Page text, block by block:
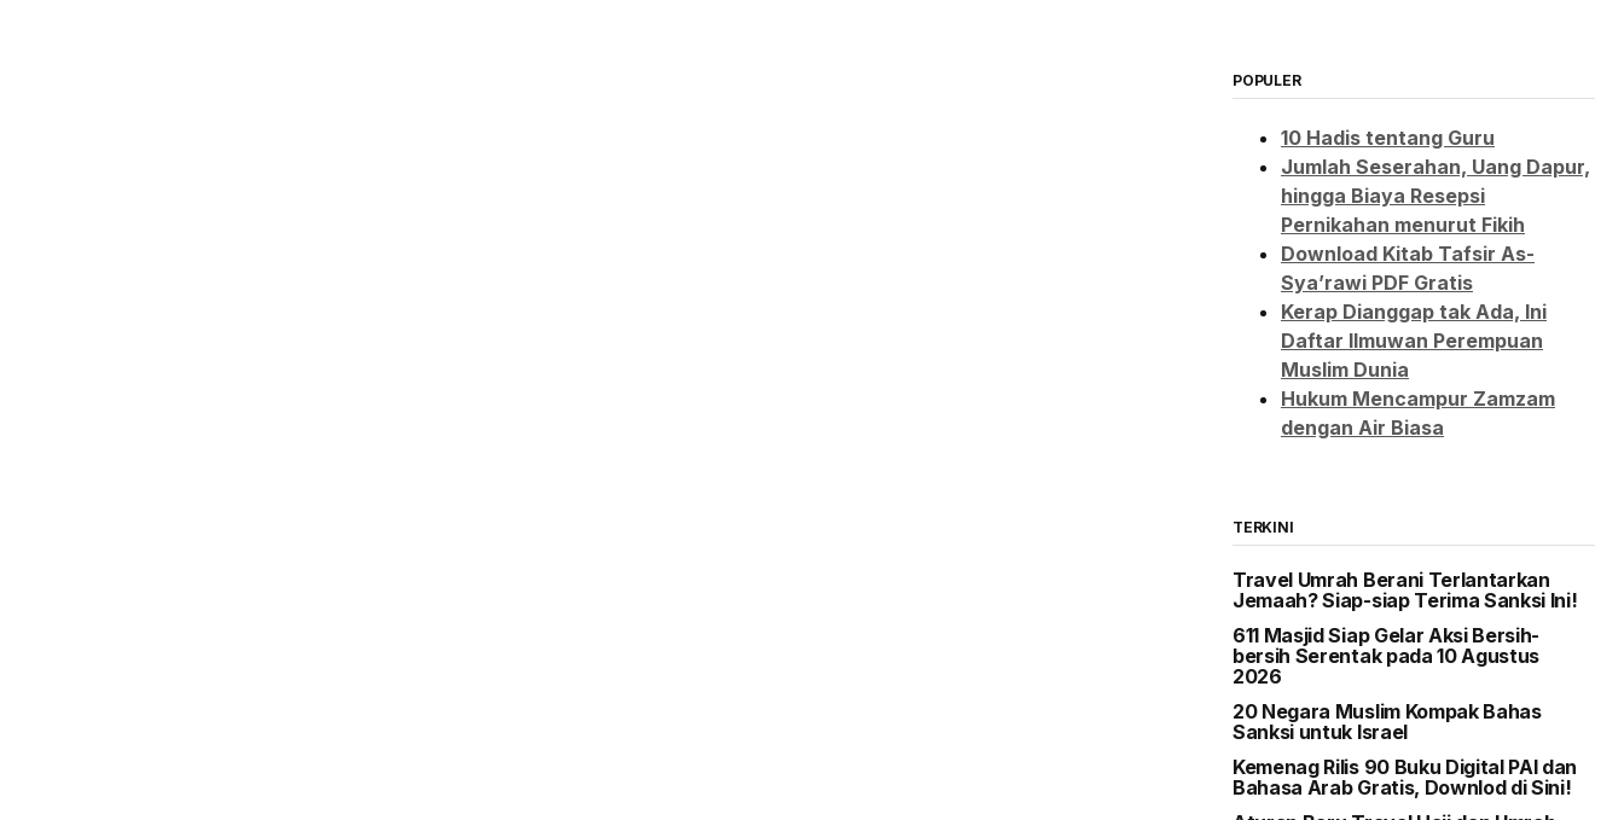
POPULER
10 Hadis tentang Guru
Jumlah Seserahan, Uang Dapur,
hingga Biaya Resepsi
Pernikahan menurut Fikih
Download Kitab Tafsir As-
Sya’rawi PDF Gratis
Kerap Dianggap tak Ada, Ini
Daftar Ilmuwan Perempuan
Muslim Dunia
Hukum Mencampur Zamzam
dengan Air Biasa
TERKINI
Travel Umrah Berani Terlantarkan
Jemaah? Siap-siap Terima Sanksi Ini!
611 Masjid Siap Gelar Aksi Bersih-
bersih Serentak pada 10 Agustus
2026
20 Negara Muslim Kompak Bahas
Sanksi untuk Israel
Kemenag Rilis 90 Buku Digital PAI dan
Bahasa Arab Gratis, Downlod di Sini!